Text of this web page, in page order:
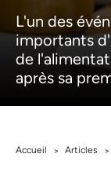
L'un des
importants
de
après sa
Accueil > Articles >